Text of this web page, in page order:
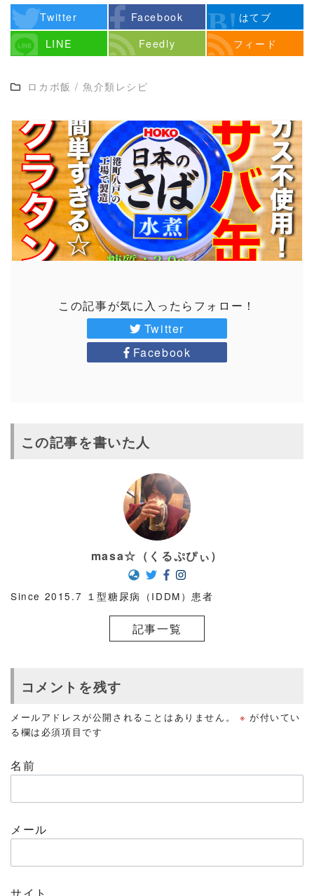
Twitter Facebook
はてブ
LINE
Feedly フィード
ロカボ飯 / 魚介類レシピ
この記事が気に入ったらフォロー！
Twitter
Facebook
この記事を書いた人
masa☆（くるぷぴぃ）
Since 2015.7 １型糖尿病（IDDM）患者
記事一覧
コメントを残す
メールアドレスが公開されることはありません。 ※ が付いてい
る欄は必須項目です
名前
メール